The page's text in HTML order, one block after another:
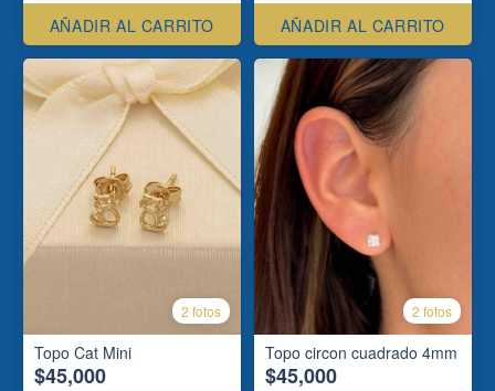
AÑADIR AL CARRITO AÑADIR AL CARRITO
2 fotos
Topo Cat Mini
$45,000
2 fotos
Topo circon cuadrado 4mm
$45,000